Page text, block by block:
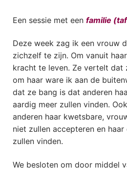
Een sessie met een familie
Deze week zag ik een vrouw
zichzelf te zijn. Om vanuit
kracht te leven. Ze vertelt dat
om haar ware ik aan de
dat ze bang is dat anderen
aardig meer zullen vinden.
anderen haar kwetsbare,
niet zullen accepteren en
zullen vinden.
We besloten om door middel